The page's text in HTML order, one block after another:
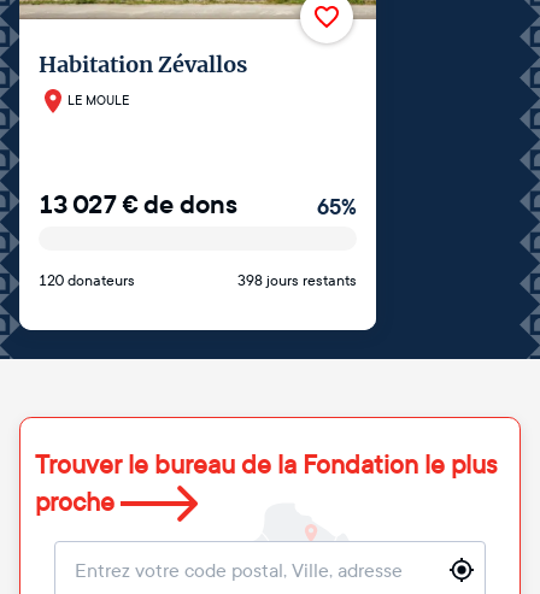
Habitation Zévallos
LE MOULE
13 027€de dons 65%
120 donateurs 398 jours restants
Trouver le bureau de la Fondation le plus
proche
Localisation